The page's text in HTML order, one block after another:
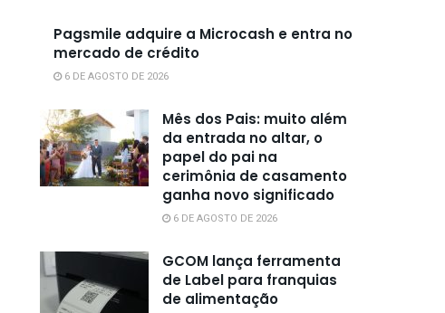
Pagsmile adquire a Microcash e entra no
mercado de crédito
6 DE AGOSTO DE 2026
Mês dos Pais: muito além
da entrada no altar, o
papel do pai na
cerimônia de casamento
ganha novo significado
6 DE AGOSTO DE 2026
GCOM lança ferramenta
de Label para franquias
de alimentação